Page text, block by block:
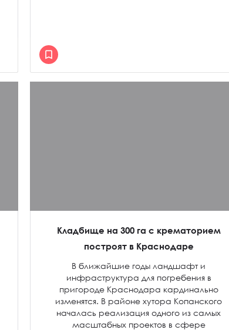
Кладбище на 300 га с крематорием
построят в Краснодаре
В ближайшие годы ландшафт и
инфраструктура для погребения в
пригороде Краснодара кардинально
изменятся. В районе хутора Копанского
началась реализация одного из самых
масштабных проектов в сфере